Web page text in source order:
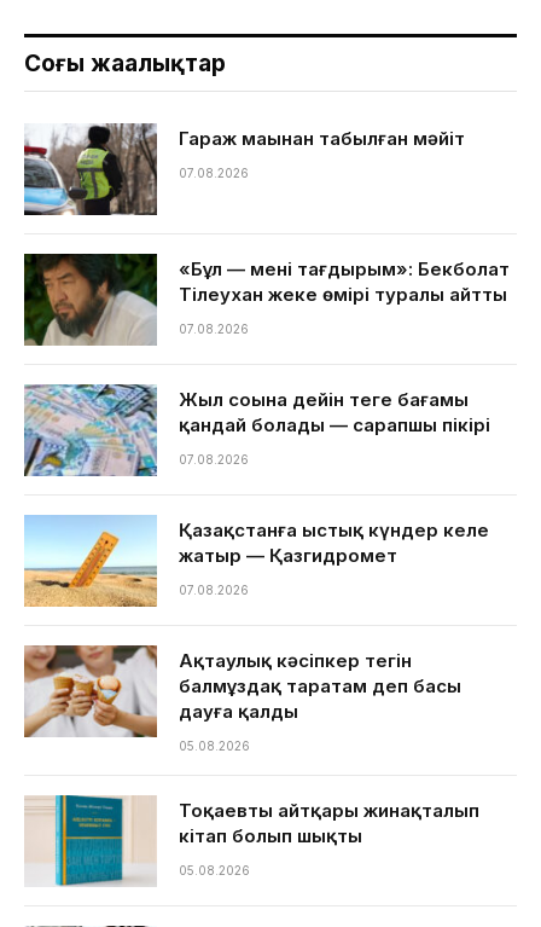
Соңғы жаңалықтар
Гараж маңынан табылған мәйіт
07.08.2026
«Бұл — менің тағдырым»: Бекболат
Тілеухан жеке өмірі туралы айтты
07.08.2026
Жыл соңына дейін теңге бағамы
қандай болады — сарапшы пікірі
07.08.2026
Қазақстанға ыстық күндер келе
жатыр — Қазгидромет
07.08.2026
Ақтаулық кәсіпкер тегін
балмұздақ таратам деп басы
дауға қалды
05.08.2026
Тоқаевтың айтқары жинақталып
кітап болып шықты
05.08.2026